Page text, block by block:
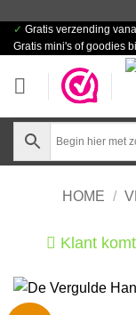
Ga
naar
inhoud
✓ Gratis verzending
Gratis mini's of goodies
HOME /
Klant